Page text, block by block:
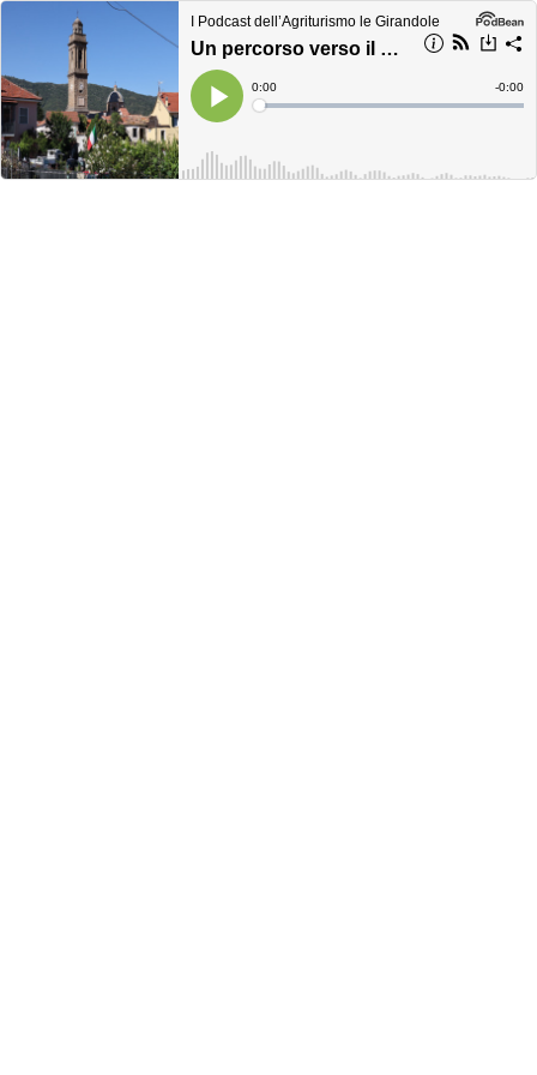
I Podcast dell’Agriturismo le Girandole
Un percorso verso il comune di Diano Arentino
Play
Current
Time
0:00
Loaded:
Time
-0:00